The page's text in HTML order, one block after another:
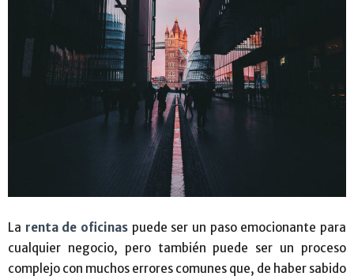
La renta de oficinas puede ser un paso emocionante para
cualquier negocio, pero también puede ser un proceso
complejo con muchos errores comunes que, de haber sabido